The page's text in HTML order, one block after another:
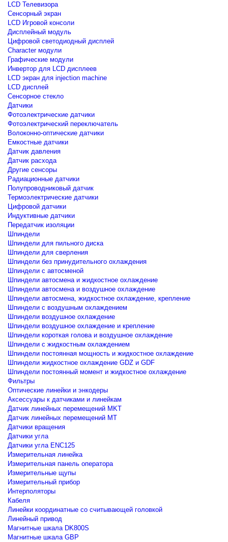
LCD Телевизора
Сенсорный экран
LCD Игровой консоли
Дисплейный модуль
Цифровой светодиодный дисплей
Сharacter модули
Графические модули
Инвертор для LCD дисплеев
LCD экран для injection machine
LCD дисплей
Сенсорное стекло
Датчики
Фотоэлектрические датчики
Фотоэлектрический переключатель
Волоконно-оптические датчики
Емкостные датчики
Датчик давления
Датчик расхода
Другие сенсоры
Радиационные датчики
Полупроводниковый датчик
Термоэлектрические датчики
Цифровой датчики
Индуктивные датчики
Передатчик изоляции
Шпиндели
Шпиндели для пильного диска
Шпиндели для сверления
Шпиндели без принудительного охлаждения
Шпиндели с автосменой
Шпиндели автосмена и жидкостное охлаждение
Шпиндели автосмена и воздушное охлаждение
Шпиндели автосмена, жидкостное охлаждение, крепление
Шпиндели с воздушным охлаждением
Шпиндели воздушное охлаждение
Шпиндели воздушное охлаждение и крепление
Шпиндели короткая голова и воздушное охлаждение
Шпиндели с жидкостным охлаждением
Шпиндели постоянная мощность и жидкостное охлаждение
Шпиндели жидкостное охлаждение GDZ и GDF
Шпиндели постоянный момент и жидкостное охлаждение
Фильтры
Оптические линейки и энкодеры
Аксессуары к датчиками и линейкам
Датчик линейных перемещений MKT
Датчик линейных перемещений MT
Датчики вращения
Датчики угла
Датчики угла ENC125
Измерительная линейка
Измерительная панель оператора
Измерительные щупы
Измерительный прибор
Интерполяторы
Кабеля
Линейки координатные со считывающей головкой
Линейный привод
Магнитные шкала DK800S
Магнитные шкала GBP